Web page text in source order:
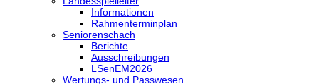
Informationen
Rahmenterminplan
Seniorenschach
Berichte
Ausschreibungen
LSenEM2026
Wertungs- und Passwesen